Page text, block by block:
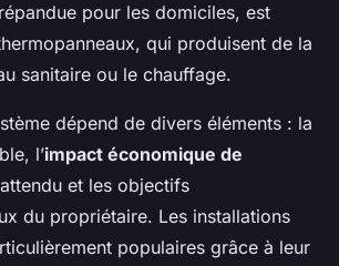
pour les domiciles, est
qui produisent de la
sanitaire ou le chauffage.
dépend de divers éléments : la
l’impact économique de
attendu et les objectifs
du propriétaire. Les installations
populaires grâce à leur